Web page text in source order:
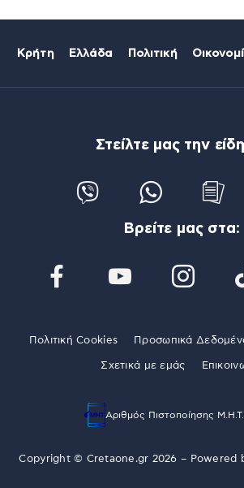
Κρήτη Ελλάδα Πολιτική
Στείλτε μας την
Βρείτε μας στα:
Πολιτική Cookies Προσωπικά
Σχετικά με εμάς
Αριθμός Πιστοποίησης
Copyright © Cretaone.gr 2026 – Powered